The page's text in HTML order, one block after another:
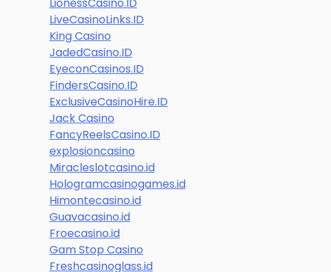
LiveCasinoLinks.ID
King Casino
JadedCasino.ID
EyeconCasinos.ID
FindersCasino.ID
ExclusiveCasinoHire.ID
Jack Casino
FancyReelsCasino.ID
explosioncasino
Miracleslotcasino.id
Hologramcasinogames.id
Himontecasino.id
Guavacasino.id
Froecasino.id
Gam Stop Casino
Freshcasinoglass.id